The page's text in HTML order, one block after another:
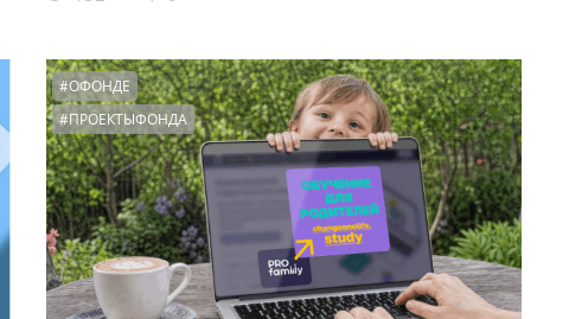
#ОФОНДЕ
#ПРОЕКТЫФОНДА